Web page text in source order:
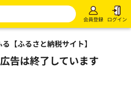
会員登録 ログイン
る【ふるさと納税サイト】
告は終了しています